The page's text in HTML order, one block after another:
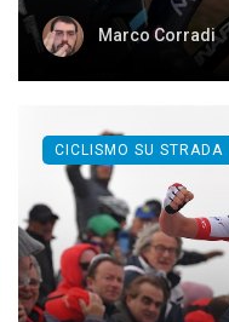
Marco Corradi
CICLISMO SU STRADA